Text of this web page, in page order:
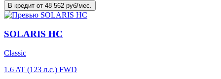
В кредит от 48 562 руб/мес.
SOLARIS HC
Classic
1.6 AT (123 л.с.) FWD